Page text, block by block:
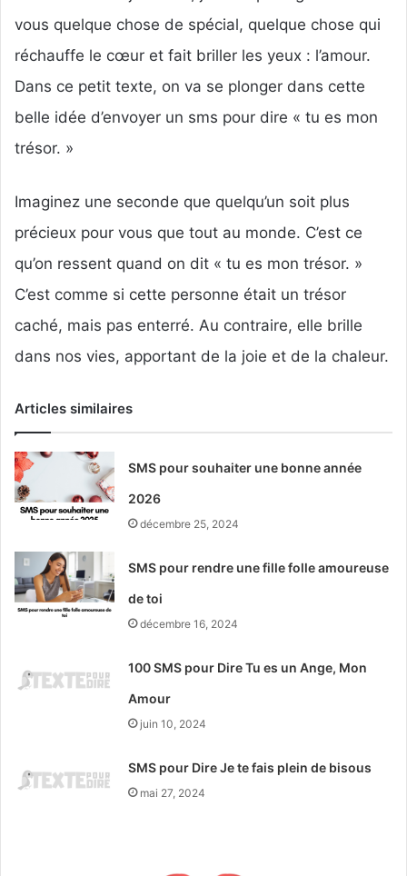
vous quelque chose de spécial, quelque chose qui
réchauffe le cœur et fait briller les yeux : l’amour.
Dans ce petit texte, on va se plonger dans cette
belle idée d’envoyer un sms pour dire « tu es mon
trésor. »
Imaginez une seconde que quelqu’un soit plus
précieux pour vous que tout au monde. C’est ce
qu’on ressent quand on dit « tu es mon trésor. »
C’est comme si cette personne était un trésor
caché, mais pas enterré. Au contraire, elle brille
dans nos vies, apportant de la joie et de la chaleur.
Articles similaires
SMS pour souhaiter une bonne année
2026
décembre 25, 2024
SMS pour rendre une fille folle amoureuse
de toi
décembre 16, 2024
100 SMS pour Dire Tu es un Ange, Mon
Amour
juin 10, 2024
SMS pour Dire Je te fais plein de bisous
mai 27, 2024